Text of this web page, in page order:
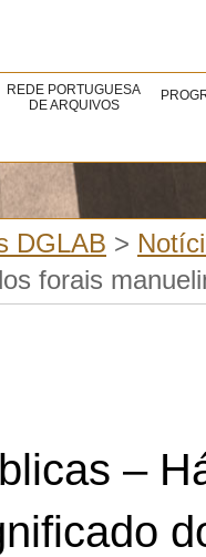
REDE PORTUGUESA
DE ARQUIVOS
DGLAB >
forais
–